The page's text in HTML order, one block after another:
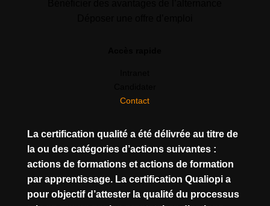
Contact
La certification qualité a été délivrée au titre de
la ou des catégories d’actions suivantes :
actions de formations et actions de formation
par apprentissage. La certification Qualiopi a
pour objectif d’attester la qualité du processus